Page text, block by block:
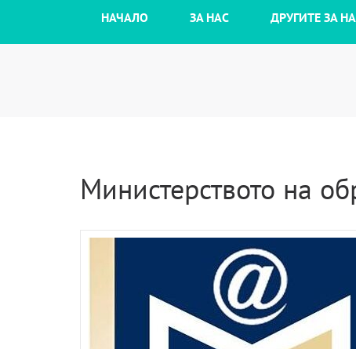
НАЧАЛО ЗА НАС ДРУГИТЕ ЗА
Министерството на